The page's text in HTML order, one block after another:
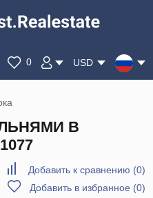
0 USD
В
Добавить к сравнению (0)
Добавить в избранное (0)